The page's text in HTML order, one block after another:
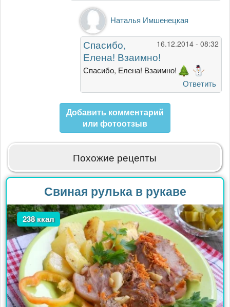
Имшенецкая
Ответ
на
Это
точно)
Наташа,
с
Елена
Наталья Имшенецкая
16.12.2014 - 08:32
Спасибо,
Елена! Взаимно!
Спасибо, Елена! Взаимно!
Ответить
Добавить комментарий
или фотоотзыв
Похожие рецепты
Свиная рулька в рукаве
238 ккал